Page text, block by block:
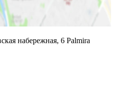
набережная, 6 Palmira